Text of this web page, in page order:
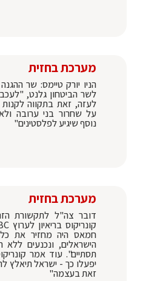
מערכת בחזית
הניו יורק טיימס: שר
לשר הביטחון גלנט,
לעזה, זאת בתקווה
על שחרור בני ערובה
נוסף שיגיע לפלסטינים"
מערכת בחזית
דובר צה"ל לתקשורת
חמאס היה מחזיר את כל
הישראלים, ונכנעים
תסתיים". עוד אמר
יפעלו כך - ישראל תיאלץ
זאת בעצמה"